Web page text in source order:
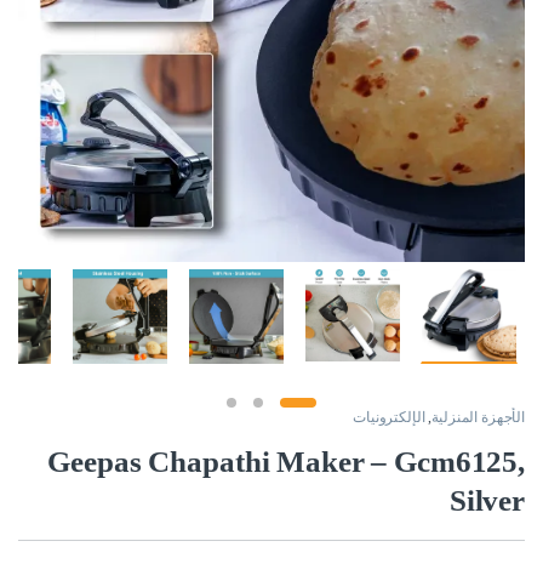
الأجهزة المنزلية, الإلكترونيات
Geepas Chapathi Maker – Gcm6125,
Silver